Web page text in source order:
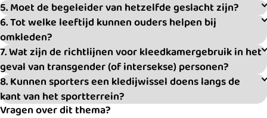
5. Moet de begeleider van hetzelfde geslacht zijn?
6. Tot welke leeftijd kunnen ouders helpen bij
omkleden?
7. Wat zijn de richtlijnen voor kleedkamergebruik in het
geval van transgender (of intersekse) personen?
8. Kunnen sporters een kledijwissel doens langs de
kant van het sportterrein?
Vragen over dit thema?